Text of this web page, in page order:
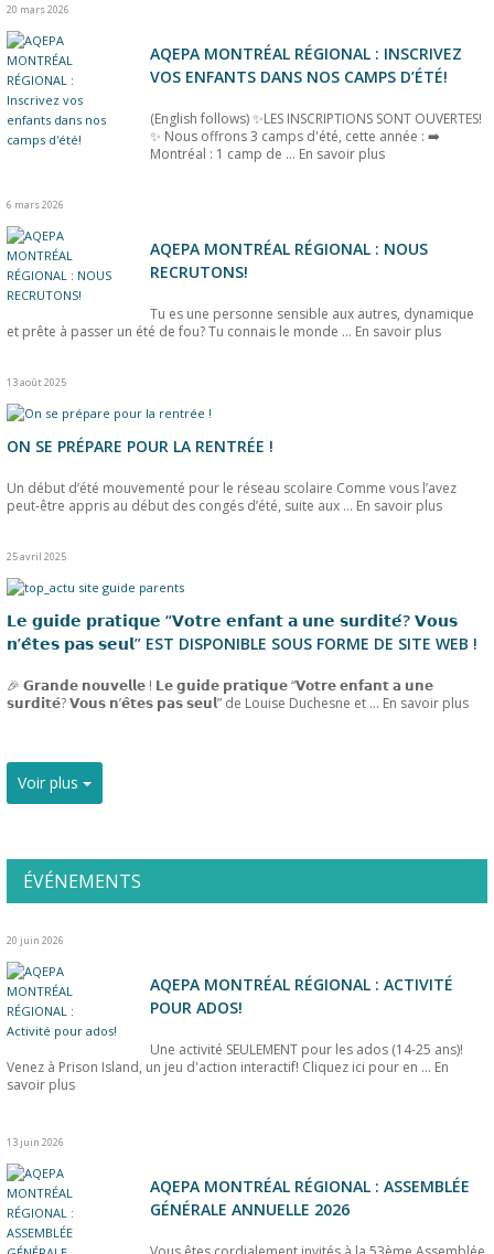
20 mars 2026
AQEPA MONTRÉAL RÉGIONAL : INSCRIVEZ
VOS ENFANTS DANS NOS CAMPS D’ÉTÉ!
(English follows) ✨LES INSCRIPTIONS SONT OUVERTES!
✨ Nous offrons 3 camps d'été, cette année : ➡️
Montréal : 1 camp de ... En savoir plus
6 mars 2026
AQEPA MONTRÉAL RÉGIONAL : NOUS
RECRUTONS!
Tu es une personne sensible aux autres, dynamique
et prête à passer un été de fou? Tu connais le monde ... En savoir plus
13 août 2025
ON SE PRÉPARE POUR LA RENTRÉE !
Un début d’été mouvementé pour le réseau scolaire Comme vous l’avez
peut-être appris au début des congés d’été, suite aux ... En savoir plus
25 avril 2025
𝗟𝗲 𝗴𝘂𝗶𝗱𝗲 𝗽𝗿𝗮𝘁𝗶𝗾𝘂𝗲 “𝗩𝗼𝘁𝗿𝗲 𝗲𝗻𝗳𝗮𝗻𝘁 𝗮 𝘂𝗻𝗲 𝘀𝘂𝗿𝗱𝗶𝘁𝗲́? 𝗩𝗼𝘂𝘀
𝗻’𝗲̂𝘁𝗲𝘀 𝗽𝗮𝘀 𝘀𝗲𝘂𝗹” EST DISPONIBLE SOUS FORME DE SITE WEB !
🎉 𝗚𝗿𝗮𝗻𝗱𝗲 𝗻𝗼𝘂𝘃𝗲𝗹𝗹𝗲 ! 𝗟𝗲 𝗴𝘂𝗶𝗱𝗲 𝗽𝗿𝗮𝘁𝗶𝗾𝘂𝗲 “𝗩𝗼𝘁𝗿𝗲 𝗲𝗻𝗳𝗮𝗻𝘁 𝗮 𝘂𝗻𝗲
𝘀𝘂𝗿𝗱𝗶𝘁𝗲́? 𝗩𝗼𝘂𝘀 𝗻’𝗲̂𝘁𝗲𝘀 𝗽𝗮𝘀 𝘀𝗲𝘂𝗹” de Louise Duchesne et ... En savoir plus
Voir plus
ÉVÉNEMENTS
20 juin 2026
AQEPA MONTRÉAL RÉGIONAL : ACTIVITÉ
POUR ADOS!
Une activité SEULEMENT pour les ados (14-25 ans)!
Venez à Prison Island, un jeu d'action interactif! Cliquez ici pour en ... En
savoir plus
13 juin 2026
AQEPA MONTRÉAL RÉGIONAL : ASSEMBLÉE
GÉNÉRALE ANNUELLE 2026